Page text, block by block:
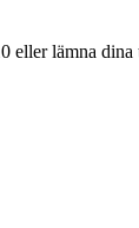
eller lämna